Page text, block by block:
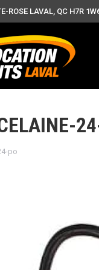
ROSE LAVAL, QC H7R
po